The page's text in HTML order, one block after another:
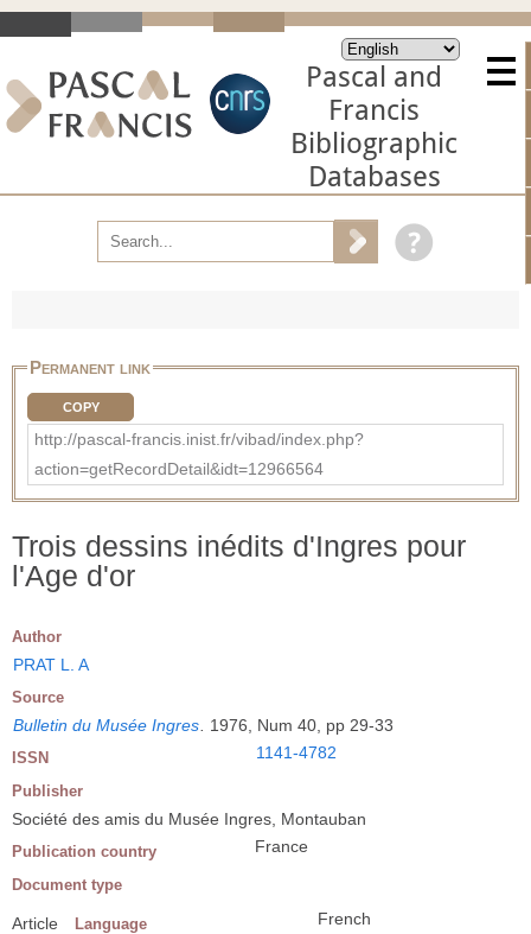
Pascal and
Francis
Bibliographic
Databases
Permanent link
COPY
http://pascal-francis.inist.fr/vibad/index.php?
action=getRecordDetail&idt=12966564
Trois dessins inédits d'Ingres pour
l'Age d'or
Author
PRAT L. A
Source
Bulletin du Musée Ingres 1976, Num 40, pp 29-33
ISSN 1141-4782
Publisher
Société des amis du Musée Ingres, Montauban
Publication country France
Document type
Article Language French